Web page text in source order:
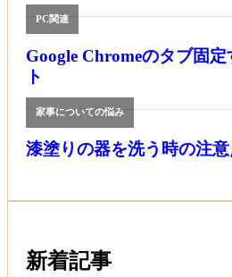
PC関連
Google Chromeのタブ固
ト
家事についての悩み
漆塗りの器を洗う時の注意
新着記事